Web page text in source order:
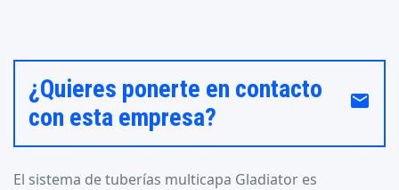
¿Quieres ponerte en contacto
con esta empresa?
email
El sistema de tuberías multicapa Gladiator es